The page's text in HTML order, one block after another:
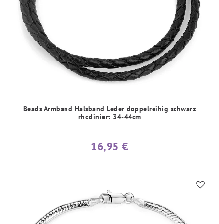
Beads Armband Halsband Leder doppelreihig schwarz
rhodiniert 34-44cm
16,95 €